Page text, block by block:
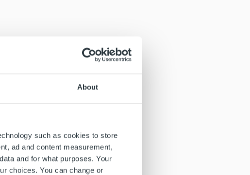
About
such as cookies to store
ad and content measurement,
and for what purposes. Your
choices. You can change or